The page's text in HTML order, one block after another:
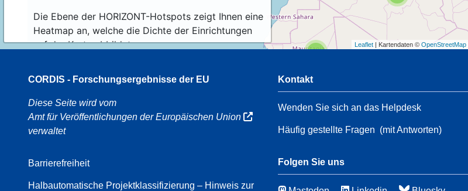
Die Ebene der HORIZONT-Hotspots zeigt Ihnen eine
Heatmap an, welche die Dichte der Einrichtungen
auf der Karte abbildet.
2
108
Leaflet | Kartendaten © OpenStreetMap
CORDIS - Forschungsergebnisse der EU
Diese Seite wird vom
Amt für Veröffentlichungen der Europäischen Union
verwaltet
Barrierefreiheit
Halbautomatische Projektklassifizierung – Hinweis zur
Kontakt
Wenden Sie sich an das Helpdesk
Häufig gestellte Fragen (mit Antworten)
Folgen Sie uns